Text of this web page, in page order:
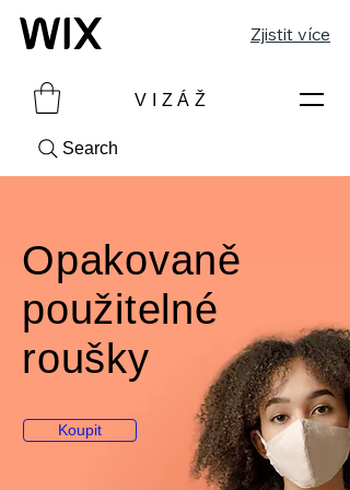
Zjistit více